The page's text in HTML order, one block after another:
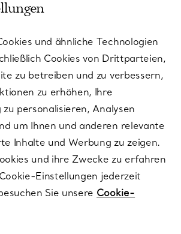
und ähnliche Technologien
Cookies von Drittparteien,
zu betreiben und zu verbessern,
zu erhöhen, Ihre
personalisieren, Analysen
um Ihnen und anderen relevante
Inhalte und Werbung zu zeigen.
und ihre Zwecke zu erfahren
Einstellungen jederzeit
Sie unsere Cookie-